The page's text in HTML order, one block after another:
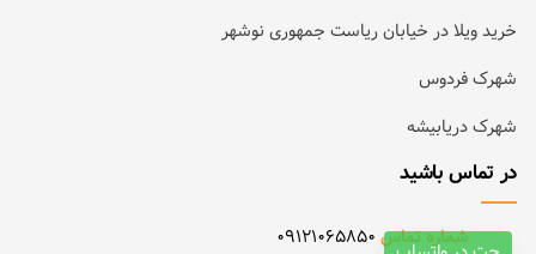
خرید ویلا در خیابان ریاست جمهوری نوشهر
شهرک فردوس
شهرک دریابیشه
در تماس باشید
شماره تماس 09121065850